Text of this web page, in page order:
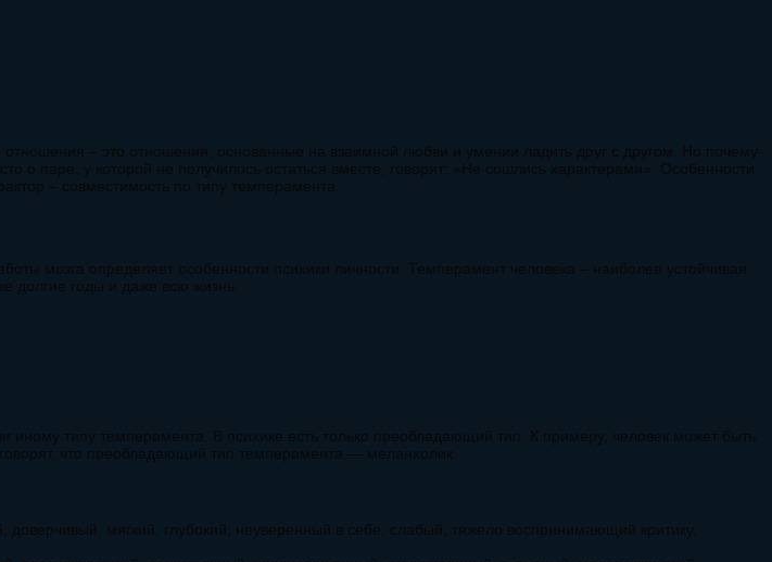
– это отношения, основанные на взаимной любви и умении ладить друг с другом. Но почему-
о паре, у которой не получилось остаться вместе, говорят: «Не сошлись характерами». Особенности
– совместимость по типу темперамента.
мозга определяет особенности психики личности. Темперамент человека – наиболее устойчивая
долгие годы и даже всю жизнь.
иному типу темперамента. В психике есть только преобладающий тип. К примеру, человек может быть
что преобладающий тип темперамента — меланхолик.
мягкий, глубокий; неуверенный в себе, слабый, тяжело воспринимающий критику,